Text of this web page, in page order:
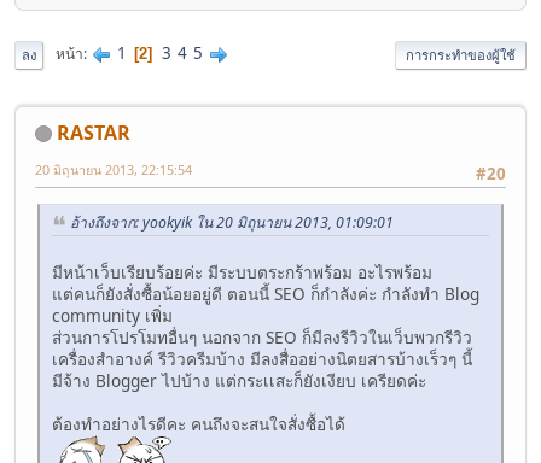
ลง หน้า 1 2 3 4 5 การกระทำของผู้ใช้
RASTAR
#20
20 มิถุนายน 2013, 22:15:54
อ้างถึงจาก: yookyik ใน 20 มิถุนายน 2013, 01:09:01
มีหน้าเว็บเรียบร้อยค่ะ มีระบบตระกร้าพร้อม อะไรพร้อม
แต่คนก็ยังสั่งซื้อน้อยอยู่ดี ตอนนี้ SEO ก็กำลังค่ะ กำลังทำ Blog
community เพิ่ม
ส่วนการโปรโมทอื่นๆ นอกจาก SEO ก็มีลงรีวิวในเว็บพวกรีวิว
เครื่องสำอางค์ รีวิวครีมบ้าง มีลงสื่ออย่างนิตยสารบ้างเร็วๆ นี้
มีจ้าง Blogger ไปบ้าง แต่กระเเสะก็ยังเงียบ เครียดค่ะ
ต้องทำอย่างไรดีคะ คนถึงจะสนใจสั่งซื้อได้